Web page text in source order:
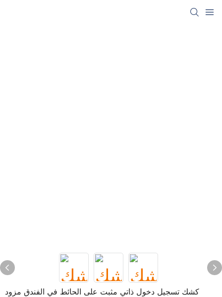
كشك تسجيل دخول ذاتي مثبت على الحائط في الفندق مزود